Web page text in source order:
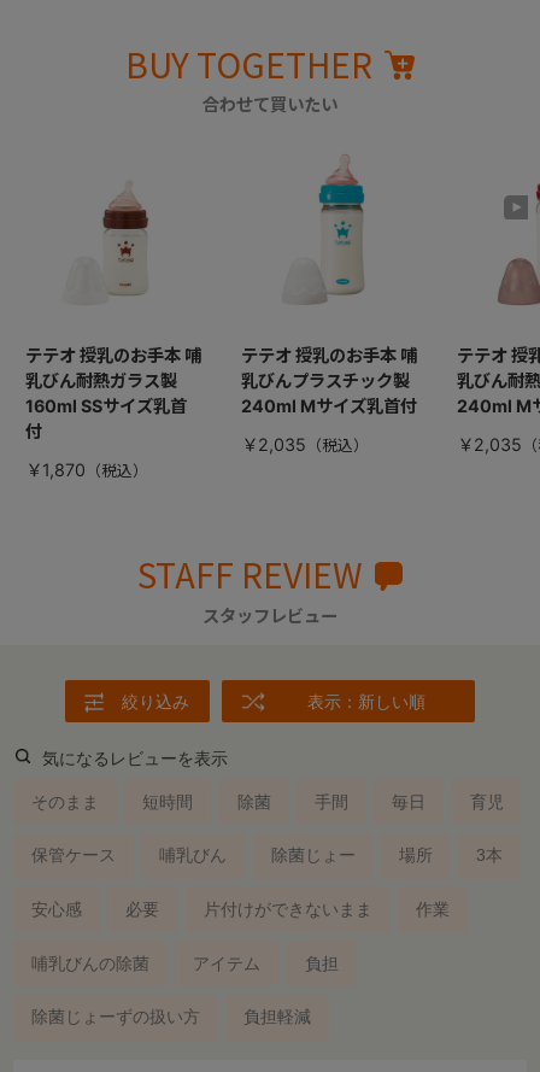
BUY TOGETHER
合わせて買いたい
テテオ 授乳のお手本 哺
乳びん耐熱ガラス製
160ml SSサイズ乳首
付
￥1,870
テテオ 授乳のお手本 哺
乳びんプラスチック製
240ml Mサイズ乳首付
￥2,035
テテオ 授
乳びん耐
240ml M
￥2,035
STAFF REVIEW
スタッフレビュー
絞り込み 表示：新しい順
気になるレビューを表示
そのまま 短時間 除菌 手間 毎日 育児
保管ケース 哺乳びん 除菌じょー 場所 3本
安心感 必要 片付けができないまま 作業
哺乳びんの除菌 アイテム 負担
除菌じょーずの扱い方 負担軽減